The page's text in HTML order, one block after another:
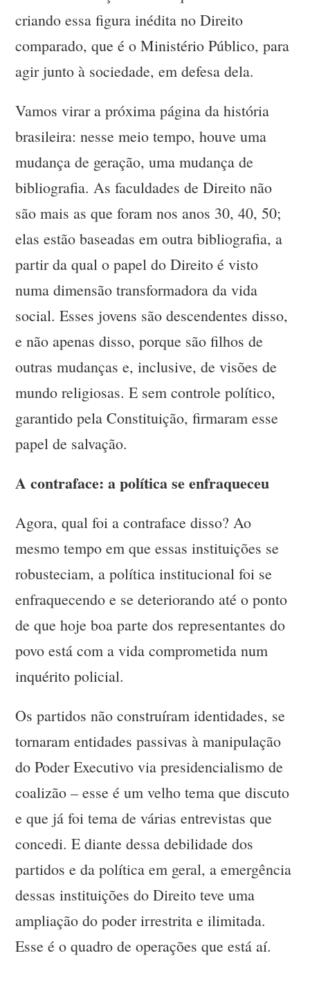
criando essa figura inédita no Direito
comparado, que é o Ministério Público, para
agir junto à sociedade, em defesa dela.
Vamos virar a próxima página da história
brasileira: nesse meio tempo, houve uma
mudança de geração, uma mudança de
bibliografia. As faculdades de Direito não
são mais as que foram nos anos 30, 40, 50;
elas estão baseadas em outra bibliografia, a
partir da qual o papel do Direito é visto
numa dimensão transformadora da vida
social. Esses jovens são descendentes disso,
e não apenas disso, porque são filhos de
outras mudanças e, inclusive, de visões de
mundo religiosas. E sem controle político,
garantido pela Constituição, firmaram esse
papel de salvação.
A contraface: a política se enfraqueceu
Agora, qual foi a contraface disso? Ao
mesmo tempo em que essas instituições se
robusteciam, a política institucional foi se
enfraquecendo e se deteriorando até o ponto
de que hoje boa parte dos representantes do
povo está com a vida comprometida num
inquérito policial.
Os partidos não construíram identidades, se
tornaram entidades passivas à manipulação
do Poder Executivo via presidencialismo de
coalizão – esse é um velho tema que discuto
e que já foi tema de várias entrevistas que
concedi. E diante dessa debilidade dos
partidos e da política em geral, a emergência
dessas instituições do Direito teve uma
ampliação do poder irrestrita e ilimitada.
Esse é o quadro de operações que está aí.